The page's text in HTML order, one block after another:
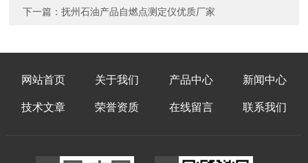
下一篇：抚州石油产品自燃点测定仪优质厂家
网站首页 关于我们 产品中心 新闻中心
技术文章 荣誉资质 在线留言 联系我们